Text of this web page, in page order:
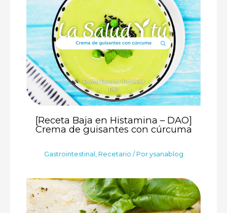
[Receta Baja en Histamina – DAO]
Crema de guisantes con cúrcuma
Gastrointestinal Recetario / Por ysanablog